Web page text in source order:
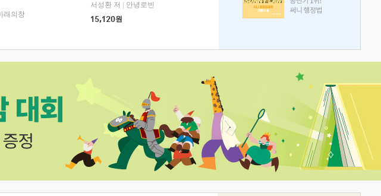
래의창
서성환 저
안녕로빈
15,120원